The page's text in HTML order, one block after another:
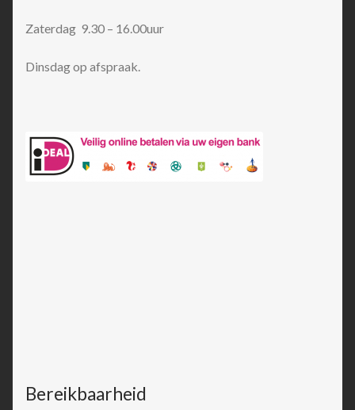
Zaterdag 9.30 – 16.00uur
Dinsdag op afspraak.
Bereikbaarheid